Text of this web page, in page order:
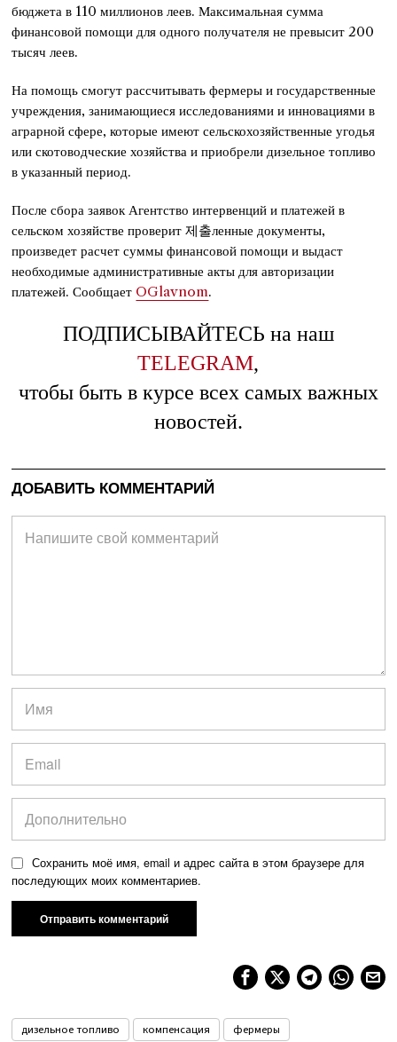
бюджета в 110 миллионов леев. Максимальная сумма
финансовой помощи для одного получателя не превысит 200
тысяч леев.
На помощь смогут рассчитывать фермеры и государственные
учреждения, занимающиеся исследованиями и инновациями в
аграрной сфере, которые имеют сельскохозяйственные угодья
или скотоводческие хозяйства и приобрели дизельное топливо
в указанный период.
После сбора заявок Агентство интервенций и платежей в
сельском хозяйстве проверит 제출ленные документы,
произведет расчет суммы финансовой помощи и выдаст
необходимые административные акты для авторизации
платежей. Сообщает OGlavnom.
ПОДПИСЫВАЙТЕСЬ на наш
TELEGRAM,
чтобы быть в курсе всех самых важных
новостей.
ДОБАВИТЬ КОММЕНТАРИЙ
Сохранить моё имя, email и адрес сайта в этом браузере для
последующих моих комментариев.
дизельное топливо компенсация фермеры